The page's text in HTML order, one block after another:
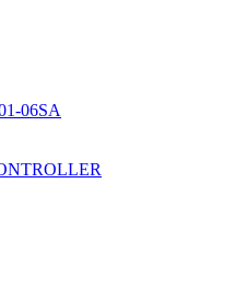
06SA